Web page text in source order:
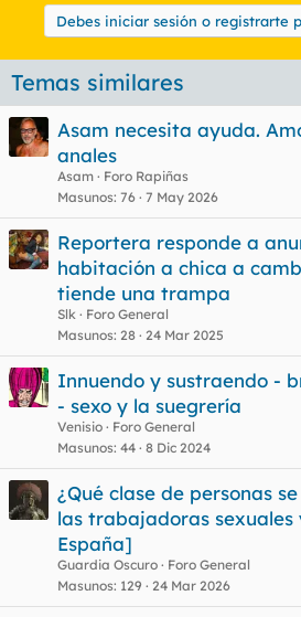
Debes iniciar sesión o registrarte
Temas similares
Asam necesita ayuda.
anales
Asam
Foro Rapiñas
Masunos 76 7 May 2026
Reportera responde a
habitación a chica a
tiende una trampa
Slk
Foro General
Masunos 28 24 Mar 2025
Innuendo y sustraendo -
- sexo y la suegrería
Venisio
Foro General
Masunos 44 8 Dic 2024
¿Qué clase de personas
las trabajadoras sexuales
España]
Guardia Oscuro
Foro General
Masunos 129 24 Mar 2026